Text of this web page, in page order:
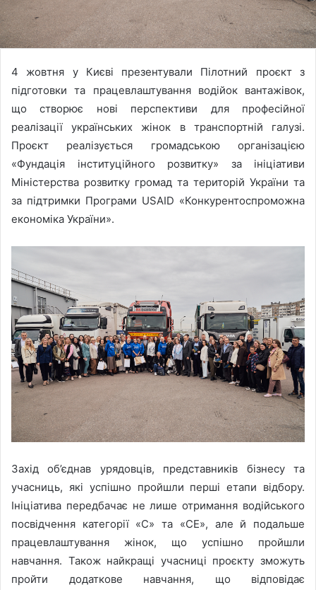
4 жовтня у Києві презентували Пілотний проєкт з
підготовки та працевлаштування водійок вантажівок,
що створює нові перспективи для професійної
реалізації українських жінок в транспортній галузі.
Проєкт реалізується громадською організацією
«Фундація інституційного розвитку» за ініціативи
Міністерства розвитку громад та територій України та
за підтримки Програми USAID «Конкурентоспроможна
економіка України».
Захід об’єднав урядовців, представників бізнесу та
учасниць, які успішно пройшли перші етапи відбору.
Ініціатива передбачає не лише отримання водійського
посвідчення категорії «С» та «СЕ», але й подальше
працевлаштування жінок, що успішно пройшли
навчання. Також найкращі учасниці проєкту зможуть
пройти додаткове навчання, що відповідає